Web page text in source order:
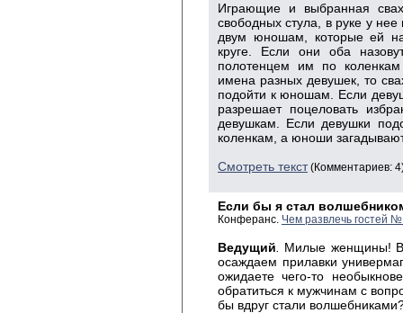
Играющие и выбранная
свободных стула, в руке у нее
двум юношам, которые ей
круге. Если они оба
полотенцем им по
имена разных девушек, то
подойти к юношам. Если
разрешает поцеловать
девушкам. Если девушки
коленкам, а юноши
Смотреть текст(Комментариев:
Если бы я стал
Конферанс. Чем развлечь гостей
Ведущий
Милые женщины! В
осаждаем прилавки
ожидаете чего-то
обратиться к мужчинам с
бы вдруг стали